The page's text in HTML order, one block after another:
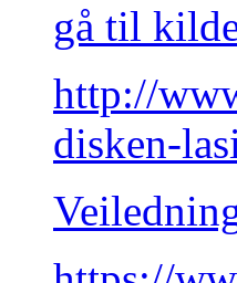
gå til
http://
disken-